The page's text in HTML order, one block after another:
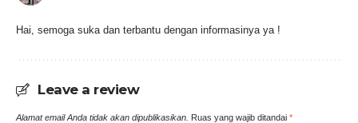
Hai, semoga suka dan terbantu dengan informasinya ya !
Leave a review
Alamat email Anda tidak akan dipublikasikan. Ruas yang wajib ditandai *